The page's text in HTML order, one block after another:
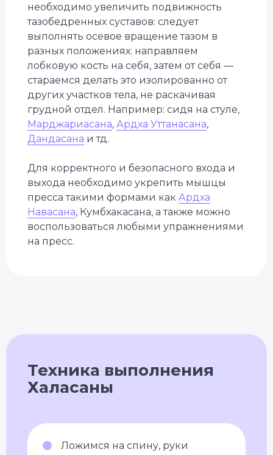
необходимо увеличить подвижность
тазобедренных суставов: следует
выполнять осевое вращение тазом в
разных положениях: направляем
лобковую кость на себя, затем от себя —
стараемся делать это изолированно от
других участков тела, не раскачивая
грудной отдел. Например: сидя на стуле,
Марджариасана, Ардха Уттанасана,
Дандасана и тд.
Для корректного и безопасного входа и
выхода необходимо укрепить мышцы
пресса такими формами как Ардха
Навасана, Кумбхакасана, а также можно
воспользоваться любыми упражнениями
на пресс.
Техника выполнения
Халасаны
Ложимся на спину, руки